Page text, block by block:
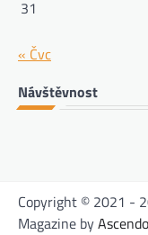
31
« Čvc
Návštěvnost
Copyright © 2021 -
Magazine by